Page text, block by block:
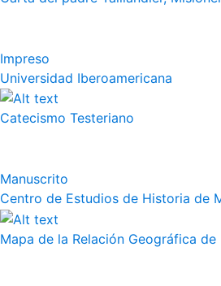
Impreso
Universidad Iberoamericana
Catecismo Testeriano
Manuscrito
Centro de Estudios de Historia de
Mapa de la Relación Geográfica